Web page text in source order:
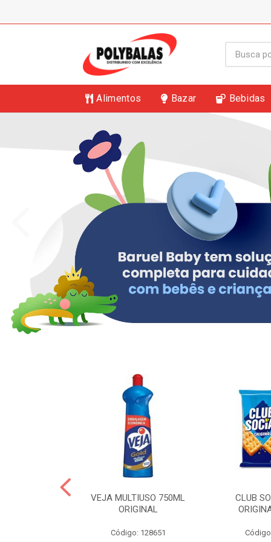
Alimentos Bazar Bebidas
VEJA MULTIUSO 750ML
ORIGINAL
Código: 128651
CLUB